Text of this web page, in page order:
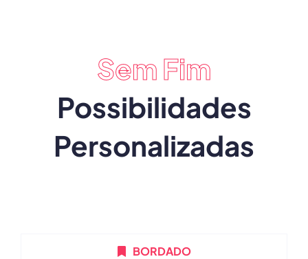
Sem Fim
Possibilidades
Personalizadas
BORDADO